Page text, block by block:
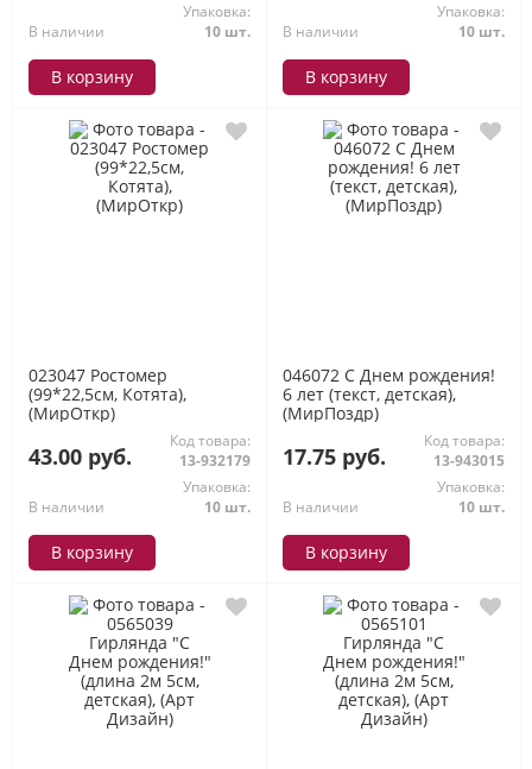
В наличии
Упаковка:
10 шт.
В корзину
В наличии
Упаковка:
10 шт.
В корзину
023047 Ростомер
(99*22,5см, Котята),
(МирОткр)
43.00 руб.
Код товара:
13-932179
В наличии
Упаковка:
10 шт.
В корзину
046072 С Днем рождения!
6 лет (текст, детская),
(МирПоздр)
17.75 руб.
Код товара:
13-943015
В наличии
Упаковка:
10 шт.
В корзину